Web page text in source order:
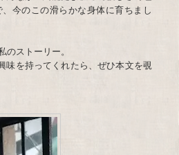
今のこの滑らかな身体に育ちまし
ストーリー。
味を持ってくれたら、ぜひ本文を覗